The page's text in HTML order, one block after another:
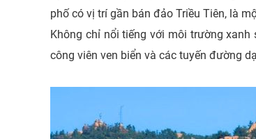
phố có vị trí gần bán đảo Triều Tiên, là
Không chỉ nổi tiếng với môi trường
công viên ven biển và các tuyến đường